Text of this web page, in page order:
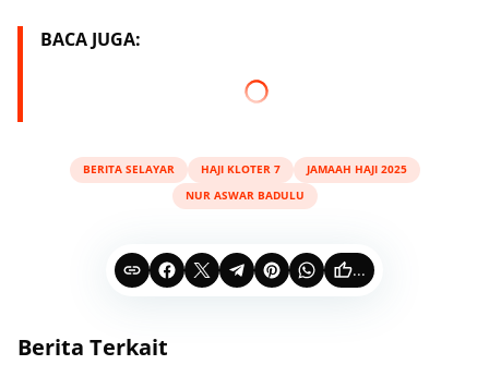
BACA JUGA:
BERITA SELAYAR HAJI KLOTER 7
JAMAAH HAJI 2025
NUR ASWAR BADULU
...
Berita Terkait